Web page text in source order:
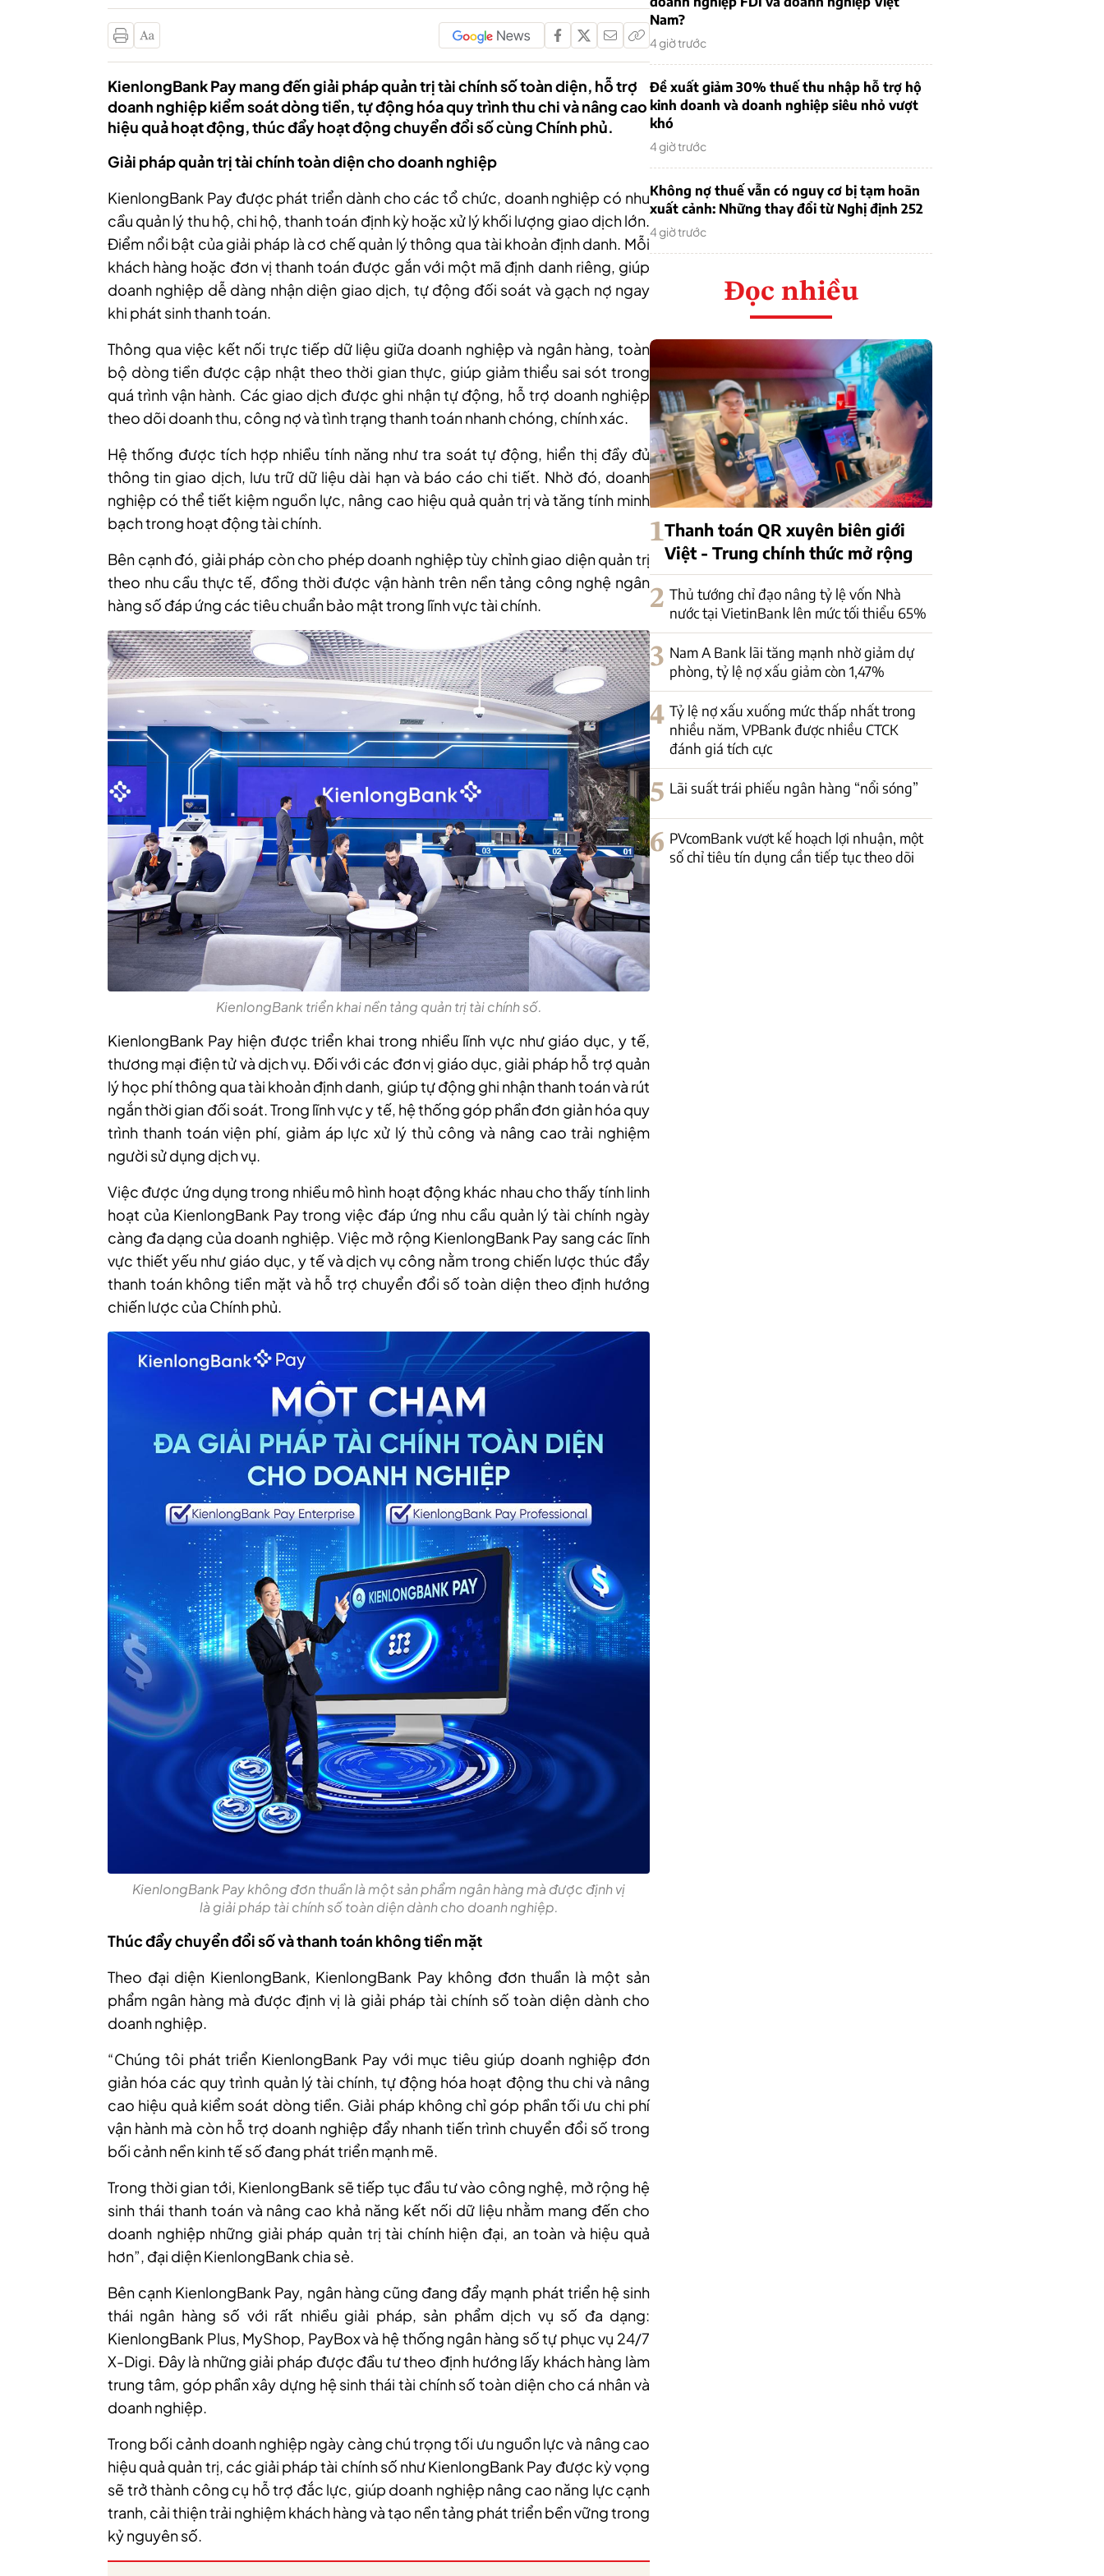
KienlongBank Pay mang đến giải pháp quản trị tài chính số toàn diện, hỗ trợ
doanh nghiệp kiểm soát dòng tiền, tự động hóa quy trình thu chi và nâng cao
hiệu quả hoạt động, thúc đẩy hoạt động chuyển đổi số cùng Chính phủ.
Giải pháp quản trị tài chính toàn diện cho doanh nghiệp
KienlongBank Pay được phát triển dành cho các tổ chức, doanh nghiệp có nhu
cầu quản lý thu hộ, chi hộ, thanh toán định kỳ hoặc xử lý khối lượng giao dịch lớn.
Điểm nổi bật của giải pháp là cơ chế quản lý thông qua tài khoản định danh. Mỗi
khách hàng hoặc đơn vị thanh toán được gắn với một mã định danh riêng, giúp
doanh nghiệp dễ dàng nhận diện giao dịch, tự động đối soát và gạch nợ ngay
khi phát sinh thanh toán.
Thông qua việc kết nối trực tiếp dữ liệu giữa doanh nghiệp và ngân hàng, toàn
bộ dòng tiền được cập nhật theo thời gian thực, giúp giảm thiểu sai sót trong
quá trình vận hành. Các giao dịch được ghi nhận tự động, hỗ trợ doanh nghiệp
theo dõi doanh thu, công nợ và tình trạng thanh toán nhanh chóng, chính xác.
Hệ thống được tích hợp nhiều tính năng như tra soát tự động, hiển thị đầy đủ
thông tin giao dịch, lưu trữ dữ liệu dài hạn và báo cáo chi tiết. Nhờ đó, doanh
nghiệp có thể tiết kiệm nguồn lực, nâng cao hiệu quả quản trị và tăng tính minh
bạch trong hoạt động tài chính.
Bên cạnh đó, giải pháp còn cho phép doanh nghiệp tùy chỉnh giao diện quản trị
theo nhu cầu thực tế, đồng thời được vận hành trên nền tảng công nghệ ngân
hàng số đáp ứng các tiêu chuẩn bảo mật trong lĩnh vực tài chính.
KienlongBank triển khai nền tảng quản trị tài chính số.
KienlongBank Pay hiện được triển khai trong nhiều lĩnh vực như giáo dục, y tế,
thương mại điện tử và dịch vụ. Đối với các đơn vị giáo dục, giải pháp hỗ trợ quản
lý học phí thông qua tài khoản định danh, giúp tự động ghi nhận thanh toán và rút
ngắn thời gian đối soát. Trong lĩnh vực y tế, hệ thống góp phần đơn giản hóa quy
trình thanh toán viện phí, giảm áp lực xử lý thủ công và nâng cao trải nghiệm
người sử dụng dịch vụ.
Việc được ứng dụng trong nhiều mô hình hoạt động khác nhau cho thấy tính linh
hoạt của KienlongBank Pay trong việc đáp ứng nhu cầu quản lý tài chính ngày
càng đa dạng của doanh nghiệp. Việc mở rộng KienlongBank Pay sang các lĩnh
vực thiết yếu như giáo dục, y tế và dịch vụ công nằm trong chiến lược thúc đẩy
thanh toán không tiền mặt và hỗ trợ chuyển đổi số toàn diện theo định hướng
chiến lược của Chính phủ.
KienlongBank Pay không đơn thuần là một sản phẩm ngân hàng mà được định vị
là giải pháp tài chính số toàn diện dành cho doanh nghiệp.
Thúc đẩy chuyển đổi số và thanh toán không tiền mặt
Theo đại diện KienlongBank, KienlongBank Pay không đơn thuần là một sản
phẩm ngân hàng mà được định vị là giải pháp tài chính số toàn diện dành cho
doanh nghiệp.
“Chúng tôi phát triển KienlongBank Pay với mục tiêu giúp doanh nghiệp đơn
giản hóa các quy trình quản lý tài chính, tự động hóa hoạt động thu chi và nâng
cao hiệu quả kiểm soát dòng tiền. Giải pháp không chỉ góp phần tối ưu chi phí
vận hành mà còn hỗ trợ doanh nghiệp đẩy nhanh tiến trình chuyển đổi số trong
bối cảnh nền kinh tế số đang phát triển mạnh mẽ.
Trong thời gian tới, KienlongBank sẽ tiếp tục đầu tư vào công nghệ, mở rộng hệ
sinh thái thanh toán và nâng cao khả năng kết nối dữ liệu nhằm mang đến cho
doanh nghiệp những giải pháp quản trị tài chính hiện đại, an toàn và hiệu quả
hơn”, đại diện KienlongBank chia sẻ.
Bên cạnh KienlongBank Pay, ngân hàng cũng đang đẩy mạnh phát triển hệ sinh
thái ngân hàng số với rất nhiều giải pháp, sản phẩm dịch vụ số đa dạng:
KienlongBank Plus, MyShop, PayBox và hệ thống ngân hàng số tự phục vụ 24/7
X-Digi. Đây là những giải pháp được đầu tư theo định hướng lấy khách hàng làm
trung tâm, góp phần xây dựng hệ sinh thái tài chính số toàn diện cho cá nhân và
doanh nghiệp.
Trong bối cảnh doanh nghiệp ngày càng chú trọng tối ưu nguồn lực và nâng cao
hiệu quả quản trị, các giải pháp tài chính số như KienlongBank Pay được kỳ vọng
sẽ trở thành công cụ hỗ trợ đắc lực, giúp doanh nghiệp nâng cao năng lực cạnh
tranh, cải thiện trải nghiệm khách hàng và tạo nền tảng phát triển bền vững trong
kỷ nguyên số.
Nam?
4 giờ trước
Đề xuất giảm 30% thuế thu nhập hỗ trợ hộ
kinh doanh và doanh nghiệp siêu nhỏ vượt
khó
4 giờ trước
Không nợ thuế vẫn có nguy cơ bị tạm hoãn
xuất cảnh: Những thay đổi từ Nghị định 252
4 giờ trước
Đọc nhiều
1Thanh toán QR xuyên biên giới
Việt - Trung chính thức mở rộng
2 Thủ tướng chỉ đạo nâng tỷ lệ vốn Nhà
nước tại VietinBank lên mức tối thiểu 65%
3 Nam A Bank lãi tăng mạnh nhờ giảm dự
phòng, tỷ lệ nợ xấu giảm còn 1,47%
4 Tỷ lệ nợ xấu xuống mức thấp nhất trong
nhiều năm, VPBank được nhiều CTCK
đánh giá tích cực
5 Lãi suất trái phiếu ngân hàng “nổi sóng”
6 PVcomBank vượt kế hoạch lợi nhuận, một
số chỉ tiêu tín dụng cần tiếp tục theo dõi